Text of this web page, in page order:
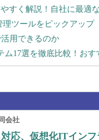
すく解説！自社に最適
理ツールをピックアップ
用できるのか
ム17選を徹底比較！お
会社
応、仮想化ITイン